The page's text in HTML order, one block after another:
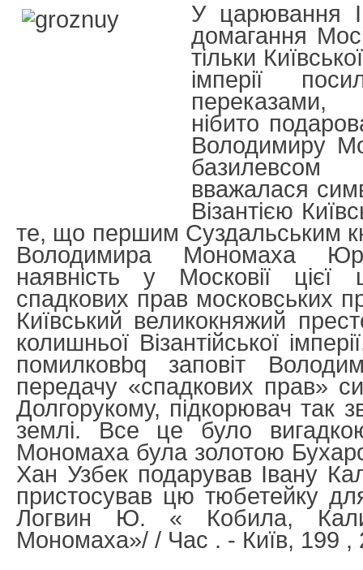
У царювання
домагання
тільки
імперії
нібито
Володимиру
вважалася
Візантією
те, що першим Суздальським
Володимира Мономаха
наявність у Московії
спадкових прав московських
Київський великокняжий
колишньої Візантійської
помилковbq заповіт
передачу «спадкових прав»
Долгорукому, підкорювач так
землі. Все це було
Мономаха була золотою
Хан Узбек подарував Івану
пристосував цю тюбетейку
Логвин Ю. « Кобила,
Мономаха»/ / Час . - Київ, 199 ,